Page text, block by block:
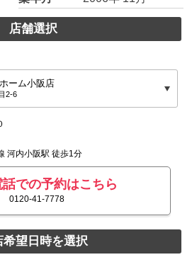
店舗選択
ーム小阪店
2-6
河内小阪駅 徒歩1分
話での予約はこちら
0120-41-7778
希望日時を選択